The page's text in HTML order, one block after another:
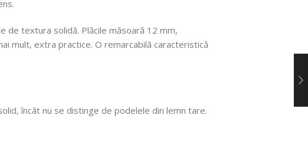
textura solidă. Plăcile măsoară 12 mm,
mult, extra practice. O remarcabilă caracteristică
încât nu se distinge de podelele din lemn tare.